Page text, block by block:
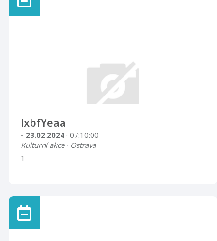
lxbfYeaa
- 23.02.2024 · 07:10:00
Kulturní akce · Ostrava
1